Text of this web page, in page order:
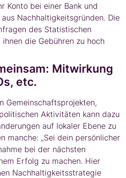
Konto bei einer Bank und
Nachhaltigkeitsgründen. Die
des Statistischen
die Gebühren zu hoch
Mitwirkung
etc.
Gemeinschaftsprojekten,
Aktivitäten kann dazu
auf lokaler Ebene zu
manche: „Sei dein persönlicher
bei der nächsten
Erfolg zu machen. Hier
Nachhaltigkeitsstrategie